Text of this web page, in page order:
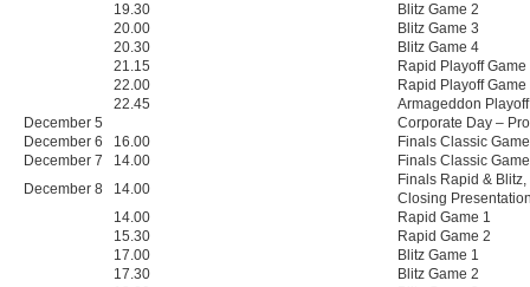
19.30
Blitz Game 2
20.00
Blitz Game 3
20.30
Blitz Game 4
21.15
Rapid Playoff
22.00
Rapid Playoff
22.45
Armageddon
December 5
Corporate Day –
December 6
16.00
Finals Classic
December 7
14.00
Finals Classic
December 8
14.00
Finals Rapid &
Closing
14.00
Rapid Game 1
15.30
Rapid Game 2
17.00
Blitz Game 1
17.30
Blitz Game 2